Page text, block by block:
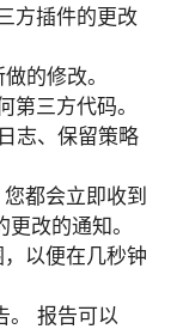
方插件的更改
的修改。
第三方代码。
志、保留策略
都会立即收到
改的通知。
以便在几秒钟
。 报告可以